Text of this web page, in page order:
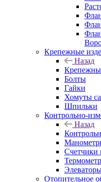
Крепежные
Назад
Болты
Гайки
Хомуты
Шпильки
Контрольно-
Назад
Счетчики
Отопительное